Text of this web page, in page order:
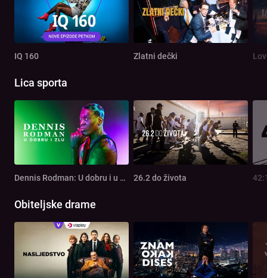
IQ 160 Zlatni dečki
Lica sporta
Dennis Rodman: U dobru i u zlu 26.2 do života
Obiteljske drame